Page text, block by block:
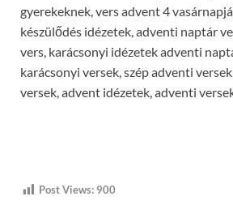
gyerekeknek, vers advent 4
készülődés idézetek, adventi naptár
vers, karácsonyi idézetek adventi
karácsonyi versek, szép adventi
versek, advent idézetek, adventi
Post Views: 900